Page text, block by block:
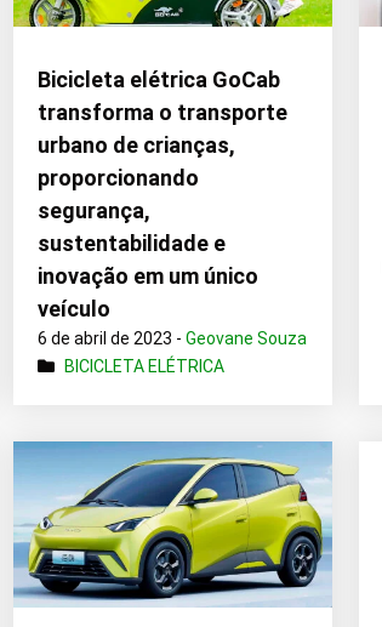
Bicicleta elétrica GoCab
transforma o transporte
urbano de crianças,
proporcionando
segurança,
sustentabilidade e
inovação em um único
veículo
6 de abril de 2023 -Geovane Souza
BICICLETA ELÉTRICA